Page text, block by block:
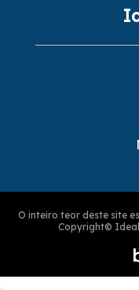
O inteiro teor deste site
Copyright©